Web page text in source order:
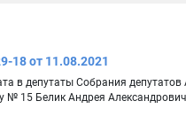
18 от 11.08.2021
в депутаты Собрания
№ 15 Белик Андрея